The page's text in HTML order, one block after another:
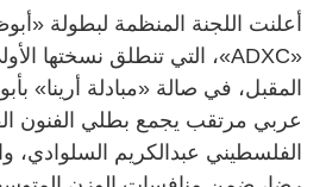
أعلنت اللجنة المنظمة لبطولة
المقبل، في صالة «مبادلة أرينا»
عربي مرتقب يجمع بطلي الفنون
الفلسطيني عبدالكريم السلوادي،